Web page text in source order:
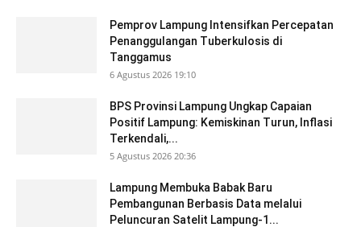
Pemprov Lampung Intensifkan Percepatan
Penanggulangan Tuberkulosis di
Tanggamus
6 Agustus 2026 19:10
BPS Provinsi Lampung Ungkap Capaian
Positif Lampung: Kemiskinan Turun, Inflasi
Terkendali,...
5 Agustus 2026 20:36
Lampung Membuka Babak Baru
Pembangunan Berbasis Data melalui
Peluncuran Satelit Lampung-1...